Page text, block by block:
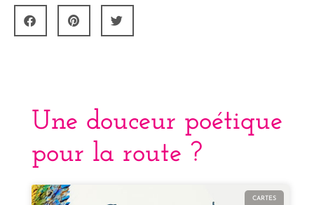
Une douceur poétique
pour la route ?
CARTES